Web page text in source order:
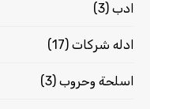
ادب(3)
ادله شركات(17)
اسلحة وحروب(3)